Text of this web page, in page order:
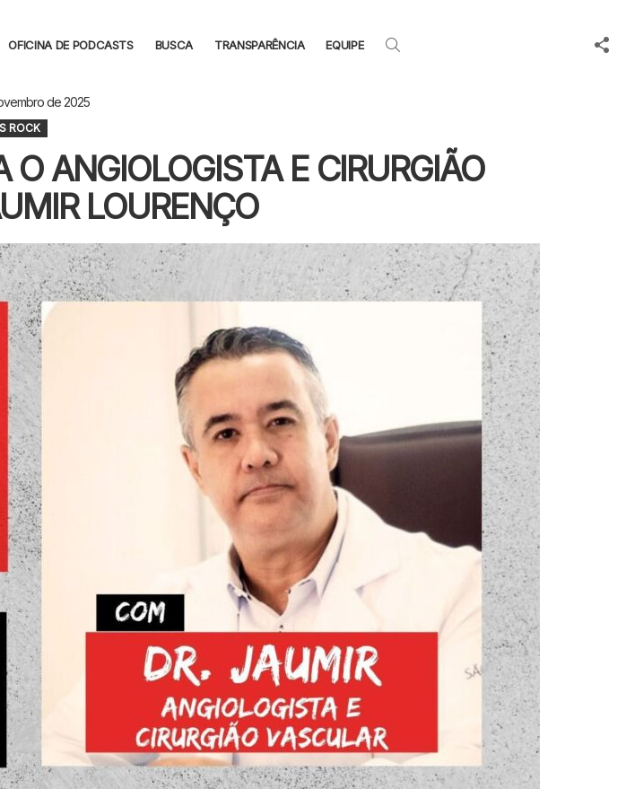
OFICINA DE PODCASTS BUSCA TRANSPARÊNCIA EQUIPE
de 2025
ROCK
ANGIOLOGISTA E CIRURGIÃO
LOURENÇO